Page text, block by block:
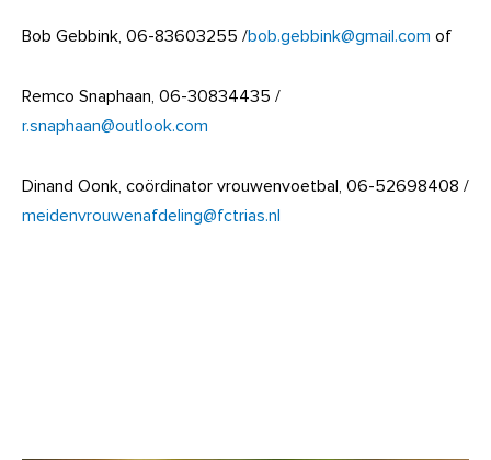
Bob Gebbink, 06-83603255 /bob.gebbink@gmail.com of
Remco Snaphaan, 06-30834435 /
r.snaphaan@outlook.com
Dinand Oonk, coördinator vrouwenvoetbal, 06-52698408 /
meidenvrouwenafdeling@fctrias.nl